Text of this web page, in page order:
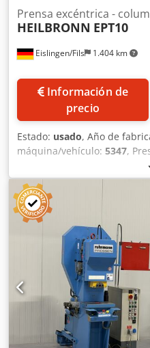
Eislingen/Fils 1.404 km
Prensa excéntrica -
HEILBRONN EPT10
Información de
precio
Estado: usado, Año de
máquina/vehículo: 5347,
180 mm Carrera: 8-60 mm
carreras/min Superficie de
de la mesa sobre el suelo:
mesa: 80 mm Ajuste del
pistón: 180 x 110 mm
aproximado de la máquina:
Espacio requerido
Funcionamiento con dos
mando